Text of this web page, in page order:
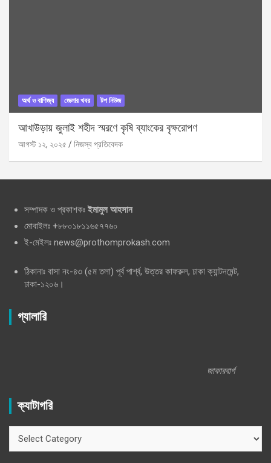
অর্থ ও বাণিজ্য জেলার খবর টপ নিউজ
আখাউড়ায় জুলাই শহীদ স্মরণে কৃষি ব্যাংকের বৃক্ষরোপণ
আগস্ট ১২, ২০২৫ নিজস্ব প্রতিবেদক
সম্পাদক ও প্রকাশকঃ ইমামুল আহসান
মোবাইলঃ +৮৮০১৮১১৬৫৭৭৬০
ই-মেইলঃ news@prothomprokash.com
ঠিকানাঃ বাসা নং-৪৩ (৫ম তলা) পূর্ব পার্শ্ব, উত্তর কাফরুল, ঢাকা ক্যান্টনমেন্ট,
ঢাকা-১২০৬।
গ্যালারি
জাকারবার্গ
ক্যাটাগরি